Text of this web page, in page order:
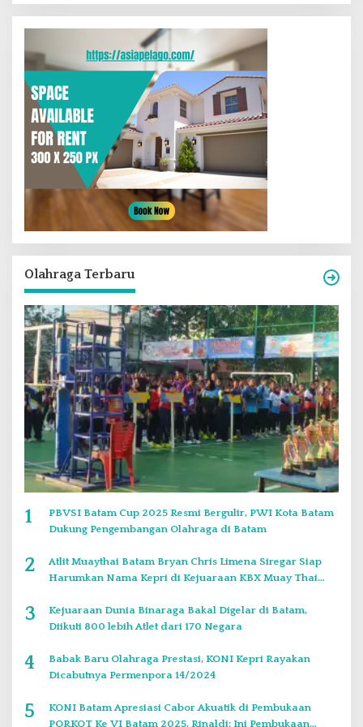
Olahraga Terbaru
1
PBVSI Batam Cup 2025 Resmi Bergulir, PWI Kota Batam
Dukung Pengembangan Olahraga di Batam
2
Atlit Muaythai Batam Bryan Chris Limena Siregar Siap
Harumkan Nama Kepri di Kejuaraan KBX Muay Thai
3
Kejuaraan Dunia Binaraga Bakal Digelar di Batam,
Diikuti 800 lebih Atlet dari 170 Negara
4
Babak Baru Olahraga Prestasi, KONI Kepri Rayakan
Dicabutnya Permenpora 14/2024
5
KONI Batam Apresiasi Cabor Akuatik di Pembukaan
PORKOT Ke VI Batam 2025, Rinaldi: Ini Pembukaan